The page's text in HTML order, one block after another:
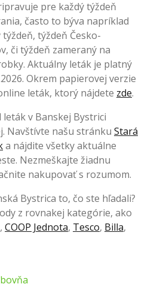
pre každý týždeň
často to býva napríklad
týždeň Česko-
či týždeň zameraný na
Aktuálny leták je platný
Okrem papierovej verzie
leták, ktorý nájdete zde.
v Banskej Bystrici
Navštívte našu stránku Stará
a nájdite všetky aktuálne
Nezmeškajte žiadnu
nakupovať s rozumom.
Bystrica to, čo ste hľadali?
z rovnakej kategórie, ako
, COOP Jednota, Tesco, Billa,